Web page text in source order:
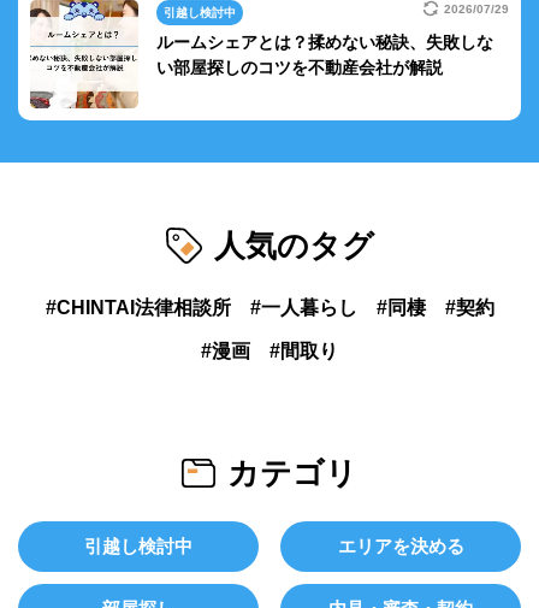
引越し検討中 2026/07/29
ルームシェアとは？揉めない秘訣、失敗しな
い部屋探しのコツを不動産会社が解説
人気のタグ
CHINTAI法律相談所 一人暮らし 同棲 契約
漫画 間取り
カテゴリ
引越し検討中 エリアを決める